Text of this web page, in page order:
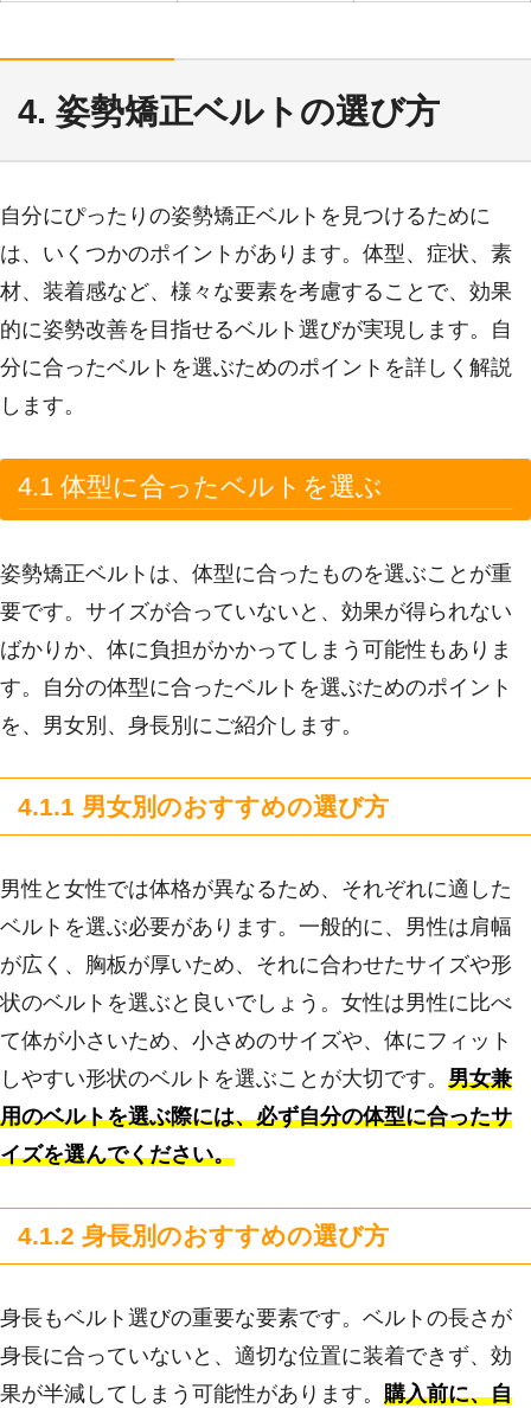
4. 姿勢矯正ベルトの選び方
自分にぴったりの姿勢矯正ベルトを見つけるために
は、いくつかのポイントがあります。体型、症状、素
材、装着感など、様々な要素を考慮することで、効果
的に姿勢改善を目指せるベルト選びが実現します。自
分に合ったベルトを選ぶためのポイントを詳しく解説
します。
4.1 体型に合ったベルトを選ぶ
姿勢矯正ベルトは、体型に合ったものを選ぶことが重
要です。サイズが合っていないと、効果が得られない
ばかりか、体に負担がかかってしまう可能性もありま
す。自分の体型に合ったベルトを選ぶためのポイント
を、男女別、身長別にご紹介します。
4.1.1 男女別のおすすめの選び方
男性と女性では体格が異なるため、それぞれに適した
ベルトを選ぶ必要があります。一般的に、男性は肩幅
が広く、胸板が厚いため、それに合わせたサイズや形
状のベルトを選ぶと良いでしょう。女性は男性に比べ
て体が小さいため、小さめのサイズや、体にフィット
しやすい形状のベルトを選ぶことが大切です。 男女兼
用のベルトを選ぶ際には、必ず自分の体型に合ったサ
イズを選んでください。
4.1.2 身長別のおすすめの選び方
身長もベルト選びの重要な要素です。ベルトの長さが
身長に合っていないと、適切な位置に装着できず、効
果が半減してしまう可能性があります。 購入前に、自